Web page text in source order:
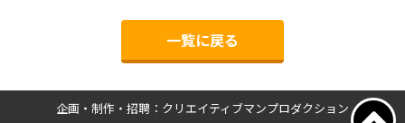
一覧に戻る
企画・制作・招聘：クリエイティブマンプロダクション